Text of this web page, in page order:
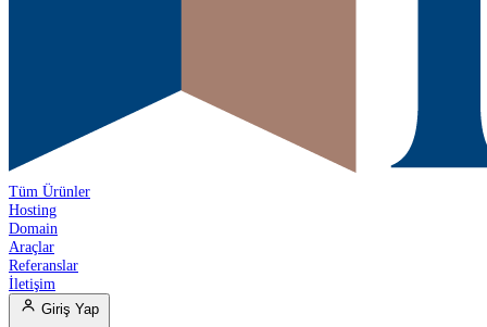
Tüm Ürünler
Hosting
Domain
Araçlar
Referanslar
İletişim
Giriş Yap